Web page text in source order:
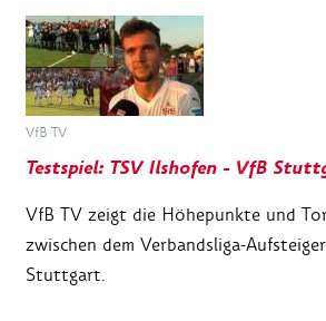
VfB TV
Testspiel: TSV Ilshofen - VfB
VfB TV zeigt die Höhepunkte und
zwischen dem Verbandsliga-
Stuttgart.